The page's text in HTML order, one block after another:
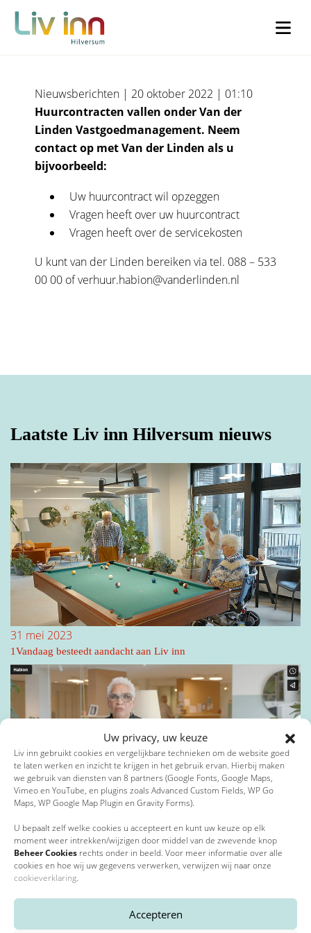
Uw privacy, uw keuze
Liv inn gebruikt cookies en vergelijkbare technieken om de website goed
te laten werken en inzicht te krijgen in het gebruik ervan. Hierbij maken
we gebruik van diensten van 8 partners (Google Fonts, Google Maps,
Vimeo en YouTube, en plugins zoals Advanced Custom Fields, WP Go
Maps, WP Google Map Plugin en Gravity Forms).
U bepaalt zelf welke cookies u accepteert en kunt uw keuze op elk
moment weer intrekken/wijzigen door middel van de zwevende knop
Beheer Cookies rechts onder in beeld. Voor meer informatie over alle
cookies en hoe wij uw gegevens verwerken, verwijzen wij naar onze
cookieverklaring.
Accepteren
Dit veld is bedoeld voor validatiedoeleinden en moet niet worden
gewijzigd.
Voornaam
Privacybeleid *
Ik ga akkoord met het privacybeleid*
*Verplichte velden
Dit veld is bedoeld voor validatiedoeleinden en moet niet worden
gewijzigd.
Ik woon in Liv inn Hilversum (€30)
Ik woon buiten Liv inn Hilversum (€50)
Tussenvoegsel(s)
Straat
Huisnummer
Toevoeging
Postcode*
Plaats*
E-mailadres*
Telefoonnummer
Huurcontracten
Nieuwsberichten | 20 oktober 2022 | 01:10
Huurcontracten vallen onder Van der
Linden Vastgoedmanagement. Neem
contact op met Van der Linden als u
bijvoorbeeld:
Uw huurcontract wil opzeggen
Vragen heeft over uw huurcontract
Vragen heeft over de servicekosten
U kunt van der Linden bereiken via tel. 088 – 533
00 00 of verhuur.habion@vanderlinden.nl
Laatste Liv inn Hilversum nieuws
31 mei 2023
1Vandaag besteedt aandacht aan Liv inn
15 februari 2023
Bewegen met Ina